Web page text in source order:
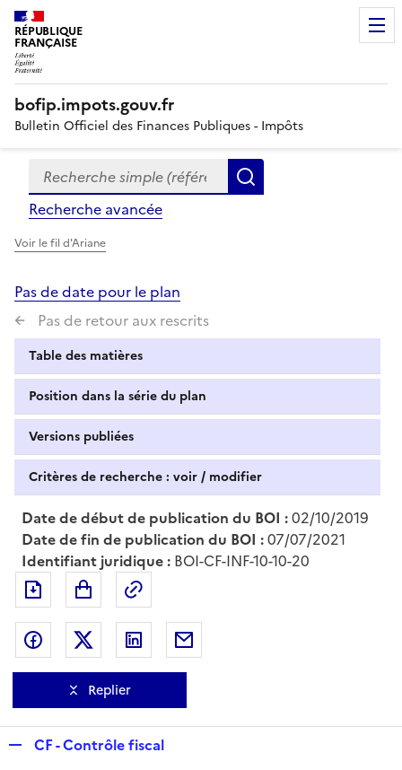
RÉPUBLIQUE
FRANÇAISE
bofip.impots.gouv.fr
Bulletin Officiel des Finances Publiques - Impôts
Formulaire
de
recherche
Recherche simple (références, mots clés, partie du
Recherche avancée
Voir le fil d'Ariane
Pas de date pour le plan
Pas de retour aux rescrits
Table des matières
Position dans la série du plan
Versions publiées
Critères de recherche : voir / modifier
Date de début de publication du BOI :02/10/2019
Date de fin de publication du BOI :07/07/2021
Identifiant juridique : BOI-CF-INF-10-10-20
Exporter le document au format pdf
Partager sur Facebook
Partager sur Twitter
Partager sur LinkedIn
Replier
CF - Contrôle fiscal